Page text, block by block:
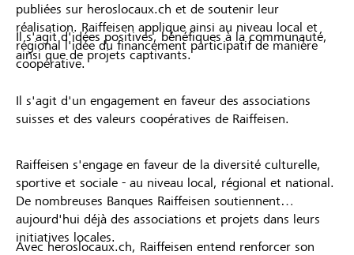
publiées sur heroslocaux.ch et de soutenir leur
réalisation. Raiffeisen applique ainsi au niveau local et
régional l'idée du financement participatif de manière
coopérative.
Il s'agit d'idées positives, bénéfiques à la communauté,
ainsi que de projets captivants.
Il s'agit d'un engagement en faveur des associations
suisses et des valeurs coopératives de Raiffeisen.
Raiffeisen s'engage en faveur de la diversité culturelle,
sportive et sociale - au niveau local, régional et national.
De nombreuses Banques Raiffeisen soutiennent
aujourd'hui déjà des associations et projets dans leurs
initiatives locales.
Avec heroslocaux.ch, Raiffeisen entend renforcer son